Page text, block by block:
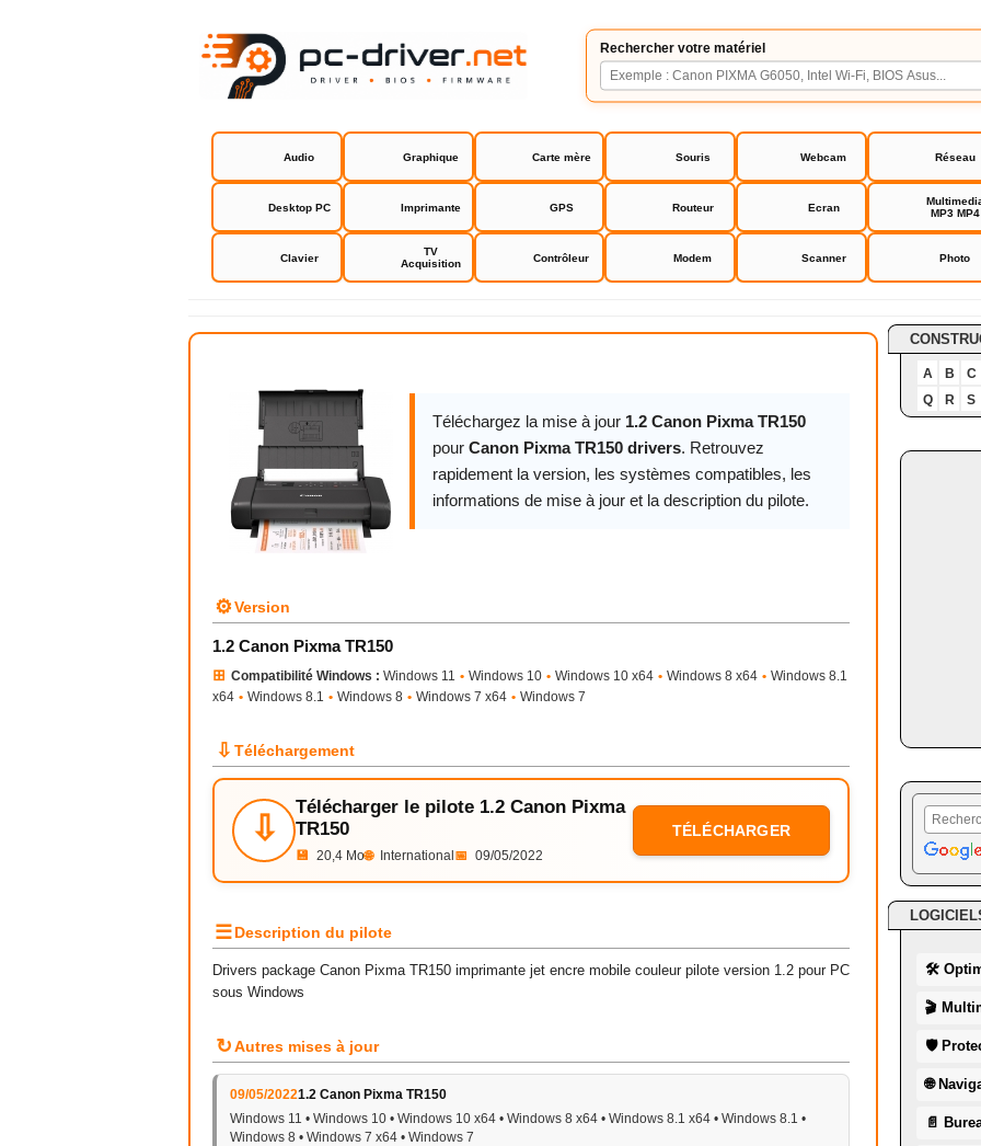
Rechercher votre matériel
Audio Graphique Carte mère Souris Webcam Réseau
Desktop PC Imprimante GPS Routeur Ecran
MP3 MP4
Clavier
TV
Acquisition
Contrôleur Modem Scanner Photo
Canon Pixma TR150 drivers
Téléchargez la mise à jour 1.2 Canon Pixma TR150
pour Canon Pixma TR150 drivers. Retrouvez
rapidement la version, les systèmes compatibles, les
informations de mise à jour et la description du pilote.
⚙Version
1.2 Canon Pixma TR150
⊞ Compatibilité Windows : Windows 11 • Windows 10 • Windows 10 x64 • Windows 8 x64 • Windows 8.1
x64 • Windows 8.1 • Windows 8 • Windows 7 x64 • Windows 7
⇩ Téléchargement
⇩
Télécharger le pilote 1.2 Canon Pixma
TR150
💾 20,4 Mo🌐 International 📅 09/05/2022
TÉLÉCHARGER
☰Description du pilote
Drivers package Canon Pixma TR150 imprimante jet encre mobile couleur pilote version 1.2 pour PC
sous Windows
↻Autres mises à jour
09/05/20221.2 Canon Pixma TR150
Windows 11 • Windows 10 • Windows 10 x64 • Windows 8 x64 • Windows 8.1 x64 • Windows 8.1 •
Windows 8 • Windows 7 x64 • Windows 7
A B
C
Q
R S
🛠
🎬
🛡
🌐
📄